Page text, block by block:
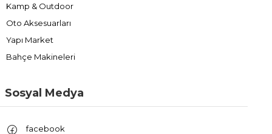
Kamp & Outdoor
Oto Aksesuarları
Yapı Market
Bahçe Makineleri
Sosyal Medya
facebook